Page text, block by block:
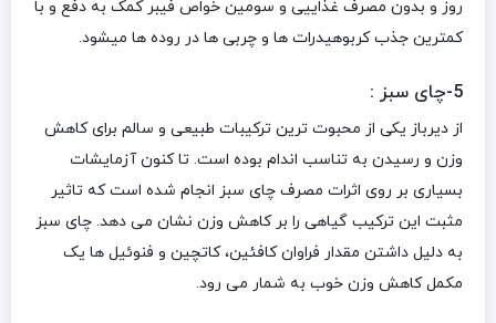
روز و بدون مصرف غذاییی و سومین خواص فیبر کمک به دفع و با
کمترین جذب کربوهیدرات ها و چربی ها در روده ها میشود.
5-چای سبز :
از دیرباز یکی از محبوت ترین ترکیبات طبیعی و سالم برای کاهش
وزن و رسیدن به تناسب اندام بوده است. تا کنون آزمایشات
بسیاری بر روی اثرات مصرف چای سبز انجام شده است که تاثیر
مثبت این ترکیب گیاهی را بر کاهش وزن نشان می دهد. چای سبز
به دلیل داشتن مقدار فراوان کافئین، کاتچین و فنوئیل ها یک
مکمل کاهش وزن خوب به شمار می رود.